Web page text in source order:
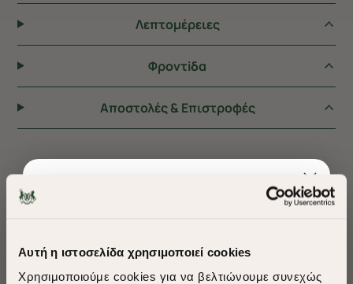
Αυτή η ιστοσελίδα χρησιμοποιεί cookies
Χρησιμοποιούμε cookies για να βελτιώνουμε συνεχώς
Λεπτομέρειες
Φροντiδα
Αποστολές & Επιστροφές
ΠΡΟΤΕΙΝΟΥΜΕ ΓΙΑ ΕΣΑΣ